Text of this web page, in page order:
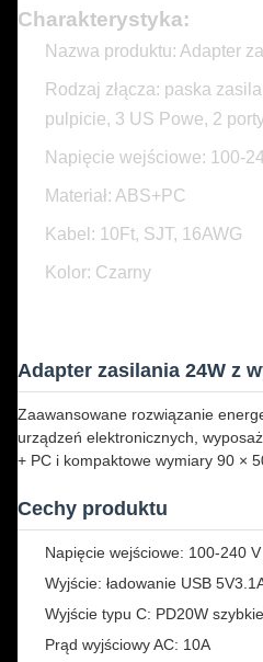
Charakterystyka:
Nazwa produktu: Adapter
Rodzaj złącza: paska
pulpicie, 3 US Powe, 2
Napięcie wejściowe: 100-
Materiał: ABS+PC
Kabel: 10Ft, SJT, 16AWG
Kolor: Czarny
Adapter zasilania 24W z
Zaawansowane rozwiązanie
urządzeń elektronicznych,
+ PC i kompaktowe wymiary 90 ×
Cechy produktu
Napięcie wejściowe: 100-240 V
Wyjście: ładowanie USB
Wyjście typu C: PD20W
Prąd wyjściowy AC: 10A